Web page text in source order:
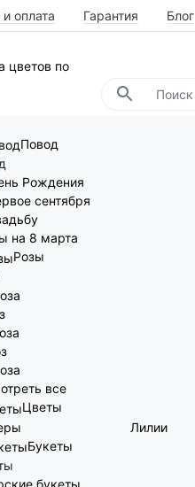
оплата Гарантия Блог
Повод
Рождения
сентября
на 8 марта
Розы
все
Цветы
Лилии
Букеты